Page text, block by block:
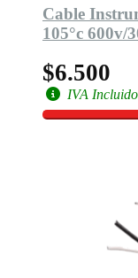
Cable
105°c 600v/
$6.500
IVA Incluido